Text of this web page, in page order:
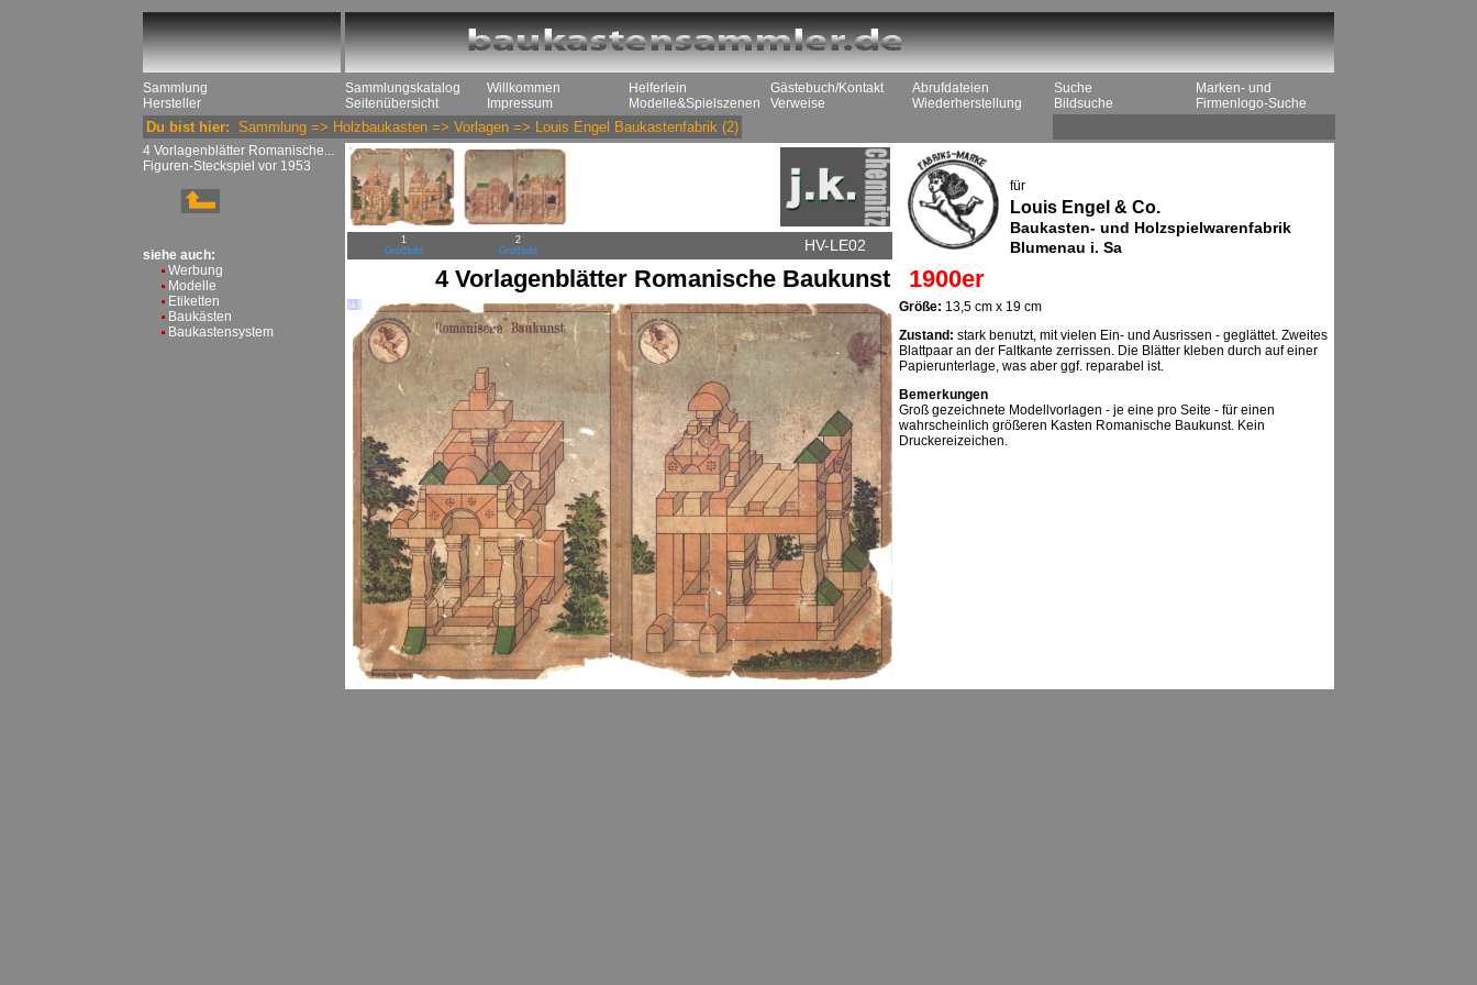
Sammlung
Hersteller
Sammlungskatalog
Seitenübersicht
Willkommen
Impressum
Helferlein
Modelle&Spielszenen
Gästebuch/Kontakt
Verweise
Abrufdateien
Wiederherstellung
Suche
Bildsuche
Marken- und
Firmenlogo-Suche
Du bist hier: Sammlung => Holzbaukasten => Vorlagen => Louis Engel Baukastenfabrik (2)
4 Vorlagenblätter Romanische...
Figuren-Steckspiel vor 1953
siehe auch:
Werbung
Modelle
Etiketten
Baukästen
Baukastensystem
1
Großbild
2
Großbild
HV-LE02
für
Louis Engel & Co.
Baukasten- und Holzspielwarenfabrik
Blumenau i. Sa
4 Vorlagenblätter Romanische Baukunst 1900er
Größe: 13,5 cm x 19 cm
Zustand: stark benutzt, mit vielen Ein- und Ausrissen - geglättet. Zweites
Blattpaar an der Faltkante zerrissen. Die Blätter kleben durch auf einer
Papierunterlage, was aber ggf. reparabel ist.
Bemerkungen
Groß gezeichnete Modellvorlagen - je eine pro Seite - für einen
wahrscheinlich größeren Kasten Romanische Baukunst. Kein
Druckereizeichen.